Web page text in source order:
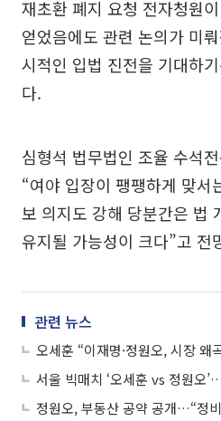
재초환 폐지 요청 전자청원
얻었음에도 관련 논의가 미
시적인 입법 진전을 기대하
다.
심형석 법무법인 조율 수석
“여야 입장이 팽팽하게 맞서
보 의지도 강해 당분간은 법
유지될 가능성이 크다”고 전
관련 뉴스
오세훈 “이재명·정원오, 시장 왜
서울 빅매치 ‘오세훈 vs 정원오